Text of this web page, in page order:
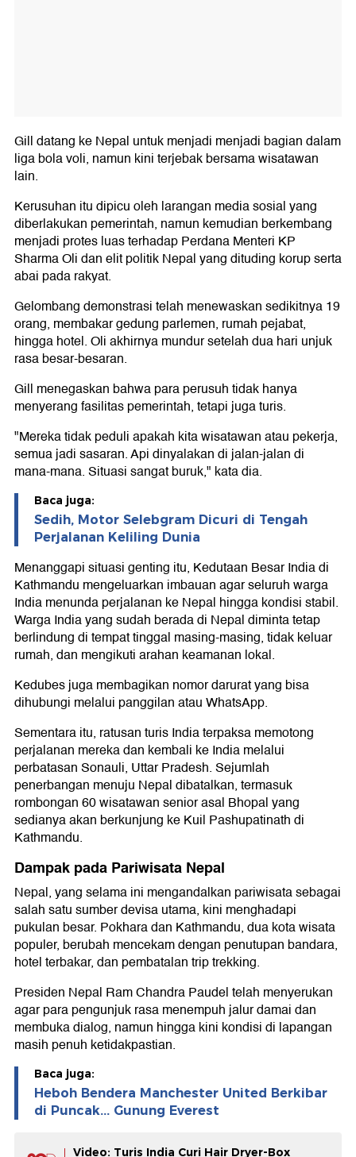
Gill datang ke Nepal untuk menjadi menjadi bagian dalam
liga bola voli, namun kini terjebak bersama wisatawan
lain.
Kerusuhan itu dipicu oleh larangan media sosial yang
diberlakukan pemerintah, namun kemudian berkembang
menjadi protes luas terhadap Perdana Menteri KP
Sharma Oli dan elit politik Nepal yang dituding korup serta
abai pada rakyat.
Gelombang demonstrasi telah menewaskan sedikitnya 19
orang, membakar gedung parlemen, rumah pejabat,
hingga hotel. Oli akhirnya mundur setelah dua hari unjuk
rasa besar-besaran.
Gill menegaskan bahwa para perusuh tidak hanya
menyerang fasilitas pemerintah, tetapi juga turis.
"Mereka tidak peduli apakah kita wisatawan atau pekerja,
semua jadi sasaran. Api dinyalakan di jalan-jalan di
mana-mana. Situasi sangat buruk," kata dia.
Baca juga:
Sedih, Motor Selebgram Dicuri di Tengah
Perjalanan Keliling Dunia
Menanggapi situasi genting itu, Kedutaan Besar India di
Kathmandu mengeluarkan imbauan agar seluruh warga
India menunda perjalanan ke Nepal hingga kondisi stabil.
Warga India yang sudah berada di Nepal diminta tetap
berlindung di tempat tinggal masing-masing, tidak keluar
rumah, dan mengikuti arahan keamanan lokal.
Kedubes juga membagikan nomor darurat yang bisa
dihubungi melalui panggilan atau WhatsApp.
Sementara itu, ratusan turis India terpaksa memotong
perjalanan mereka dan kembali ke India melalui
perbatasan Sonauli, Uttar Pradesh. Sejumlah
penerbangan menuju Nepal dibatalkan, termasuk
rombongan 60 wisatawan senior asal Bhopal yang
sedianya akan berkunjung ke Kuil Pashupatinath di
Kathmandu.
Dampak pada Pariwisata Nepal
Nepal, yang selama ini mengandalkan pariwisata sebagai
salah satu sumber devisa utama, kini menghadapi
pukulan besar. Pokhara dan Kathmandu, dua kota wisata
populer, berubah mencekam dengan penutupan bandara,
hotel terbakar, dan pembatalan trip trekking.
Presiden Nepal Ram Chandra Paudel telah menyerukan
agar para pengunjuk rasa menempuh jalur damai dan
membuka dialog, namun hingga kini kondisi di lapangan
masih penuh ketidakpastian.
Baca juga:
Heboh Bendera Manchester United Berkibar
di Puncak... Gunung Everest
Video: Turis India Curi Hair Dryer-Box